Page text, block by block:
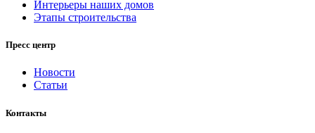
Интерьеры наших домов
Этапы строительства
Пресс центр
Новости
Статьи
Контакты